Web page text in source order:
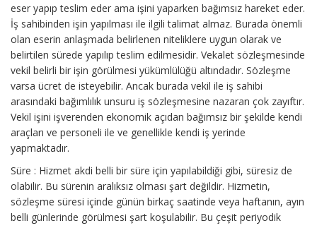
eser yapıp teslim eder ama işini yaparken bağımsız hareket eder.
İş sahibinden işin yapılması ile ilgili talimat almaz. Burada önemli
olan eserin anlaşmada belirlenen niteliklere uygun olarak ve
belirtilen sürede yapılıp teslim edilmesidir. Vekalet sözleşmesinde
vekil belirli bir işin görülmesi yükümlülüğü altındadır. Sözleşme
varsa ücret de isteyebilir. Ancak burada vekil ile iş sahibi
arasındaki bağımlılık unsuru iş sözleşmesine nazaran çok zayıftır.
Vekil işini işverenden ekonomik açıdan bağımsız bir şekilde kendi
araçları ve personeli ile ve genellikle kendi iş yerinde
yapmaktadır.
Süre : Hizmet akdi belli bir süre için yapılabildiği gibi, süresiz de
olabilir. Bu sürenin aralıksız olması şart değildir. Hizmetin,
sözleşme süresi içinde günün birkaç saatinde veya haftanın, ayın
belli günlerinde görülmesi şart koşulabilir. Bu çeşit periyodik